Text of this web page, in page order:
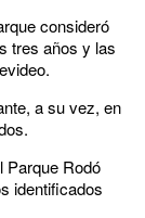
consideró
tres años y las
a su vez, en
Parque Rodó
identificados